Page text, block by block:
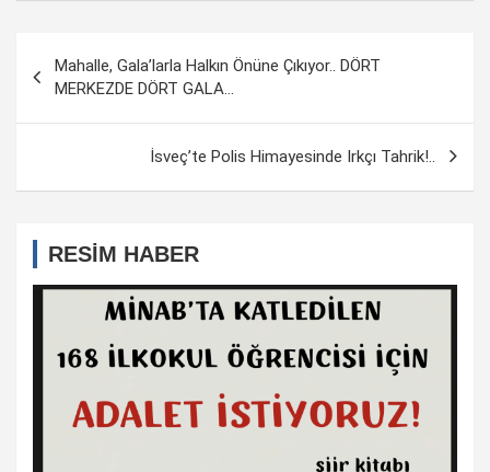
dolaşımı
Mahalle, Gala’larla Halkın Önüne Çıkıyor.. DÖRT
MERKEZDE DÖRT GALA…
İsveç’te Polis Himayesinde Irkçı Tahrik!..
RESİM HABER